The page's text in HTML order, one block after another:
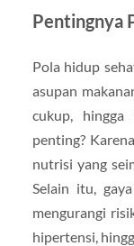
Pentingnya
Pola hidup
asupan
cukup, hingga
penting?
nutrisi yang
Selain itu,
mengurangi
hipertensi,